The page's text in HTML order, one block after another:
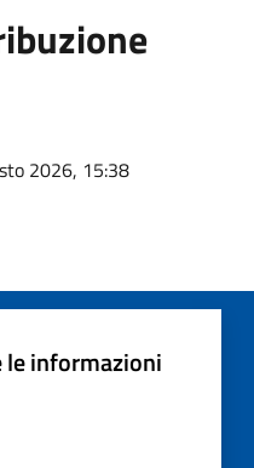
2026, 15:38
le informazioni